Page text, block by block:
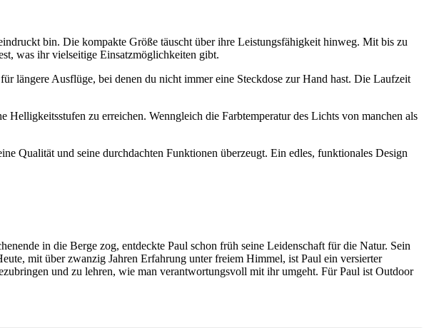
bin. Die kompakte Größe täuscht über ihre Leistungsfähigkeit hinweg. Mit bis zu
was ihr vielseitige Einsatzmöglichkeiten gibt.
längere Ausflüge, bei denen du nicht immer eine Steckdose zur Hand hast. Die Laufzeit
zu erreichen. Wenngleich die Farbtemperatur des Lichts von manchen als
Qualität und seine durchdachten Funktionen überzeugt. Ein edles, funktionales Design
in die Berge zog, entdeckte Paul schon früh seine Leidenschaft für die Natur. Sein
mit über zwanzig Jahren Erfahrung unter freiem Himmel, ist Paul ein versierter
und zu lehren, wie man verantwortungsvoll mit ihr umgeht. Für Paul ist Outdoor